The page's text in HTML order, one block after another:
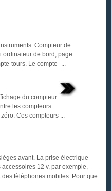
Compteur de
ordinateur de bord, page
tours. Le compte- ...
du compteur
les compteurs
Ces compteurs ...
avant. La prise èlectrique
12 v, par exemple,
tèlèphones mobiles. Pour que